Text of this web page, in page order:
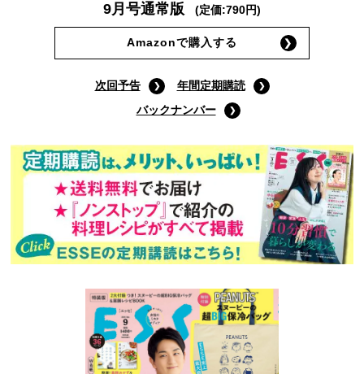
9月号通常版 (定価:790円)
Amazonで購入する
次回予告
年間定期購読
バックナンバー